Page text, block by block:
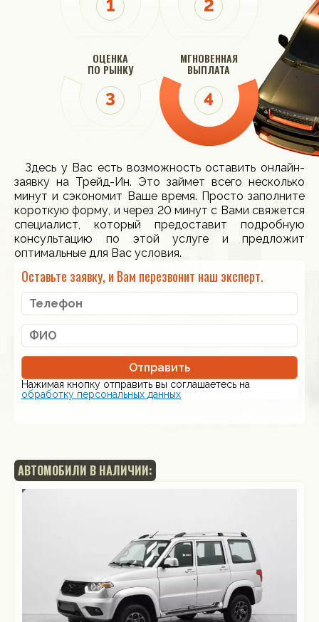
ОЦЕНКА
ПО РЫНКУ
МГНОВЕННАЯ
ВЫПЛАТА
Здесь у Вас есть возможность оставить онлайн-
заявку на Трейд-Ин. Это займет всего несколько
минут и сэкономит Ваше время. Просто заполните
короткую форму, и через 20 минут с Вами свяжется
специалист, который предоставит подробную
консультацию по этой услуге и предложит
оптимальные для Вас условия.
Оставьте заявку, и Вам перезвонит наш эксперт.
Отправить
Нажимая кнопку отправить вы соглашаетесь на
обработку персональных данных
АВТОМОБИЛИ В НАЛИЧИИ: